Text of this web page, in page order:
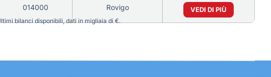
014000 Rovigo VEDI DI PIÙ
bilanci disponibili, dati in migliaia di €.